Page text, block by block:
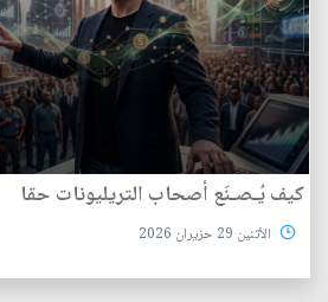
كيف يُـصـنَع أصحاب التريليونات حقا
الأثنين 29 حزيران 2026